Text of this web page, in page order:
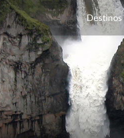
Destinos